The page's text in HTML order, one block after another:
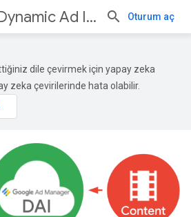
Ad Insertion Oturum aç
dile çevirmek için yapay zeka
zeka çevirilerinde hata olabilir.